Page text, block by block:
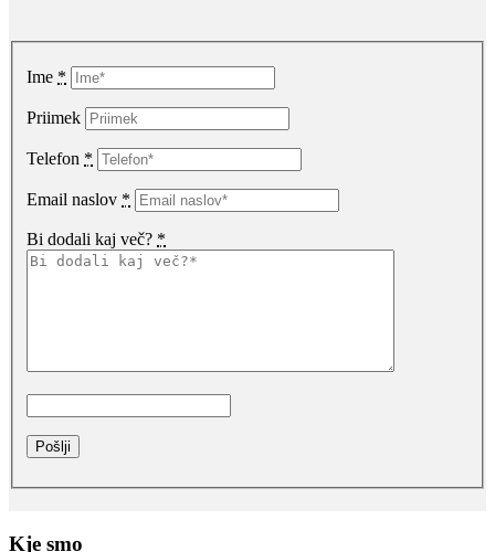
Ime *
Priimek
Telefon *
Email naslov *
Bi dodali kaj več? *
Kje smo